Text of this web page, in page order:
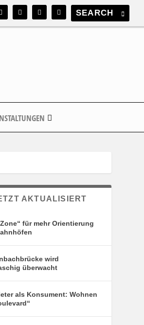
AKTUALISIERT
für mehr Orientierung
wird
überwacht
als Konsument: Wohnen